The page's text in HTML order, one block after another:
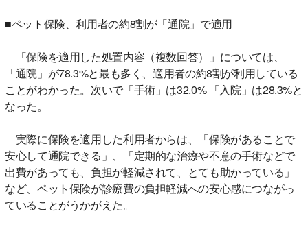
■ペット保険、利用者の約8割が「通院」で適用
「保険を適用した処置内容（複数回答）」については、
「通院」が78.3%と最も多く、適用者の約8割が利用している
ことがわかった。次いで「手術」は32.0% 「入院」は28.3%と
なった。
実際に保険を適用した利用者からは、「保険があることで
安心して通院できる」、「定期的な治療や不意の手術などで
出費があっても、負担が軽減されて、とても助かっている」
など、ペット保険が診療費の負担軽減への安心感につながっ
ていることがうかがえた。